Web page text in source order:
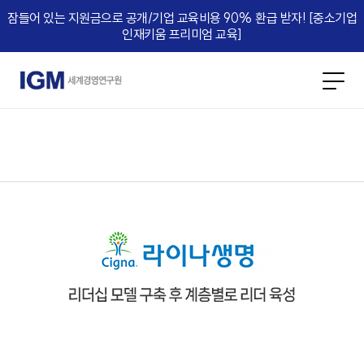
잠들어 있는 지원금으로 공개/기업 교육비용 90% 환급 받자! [중소기업
인재키움 프리미엄 교육]​